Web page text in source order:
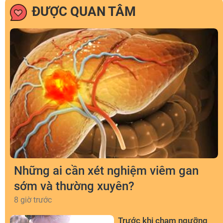
ĐƯỢC QUAN TÂM
Những ai cần xét nghiệm viêm gan
sớm và thường xuyên?
8 giờ trước
Trước khi chạm ngưỡng